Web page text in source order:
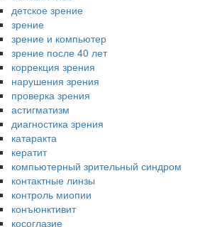
детское зрение
зрение
зрение и компьютер
зрение после 40 лет
коррекция зрения
нарушения зрения
проверка зрения
астигматизм
диагностика зрения
катаракта
кератит
компьютерный зрительный синдром
контактные линзы
контроль миопии
конъюнктивит
косоглазие